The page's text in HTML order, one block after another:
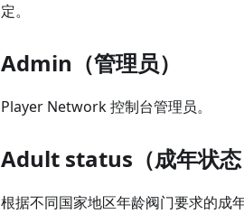
定。
Admin（管理员）
Player Network 控制台管理员。
Adult status（成年状态
根据不同国家地区年龄阀门要求的成